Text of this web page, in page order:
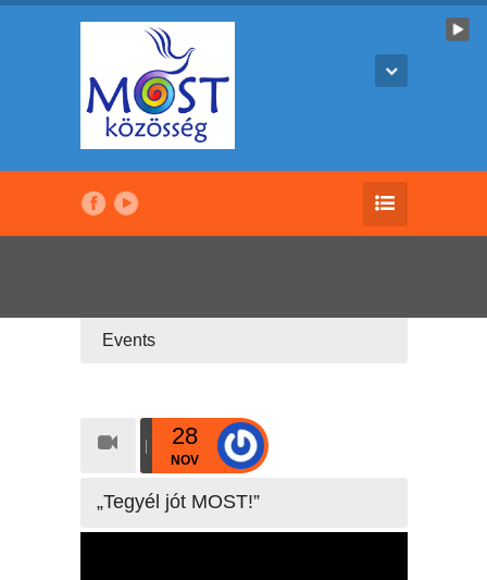
Events
28
NOV
„Tegyél jót MOST!”